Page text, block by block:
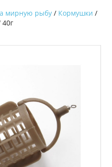
мирную рыбу / Кормушки /